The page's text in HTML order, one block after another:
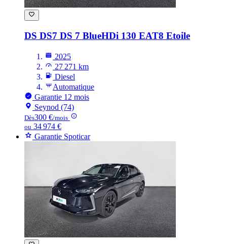
DS DS7 DS 7 BlueHDi 130 EAT8 Etoile
2025
27 271 km
Diesel
Automatique
Garantie 12 mois
Seynod (74)
Dès300 €/mois
ou 34 974 €
Garantie Spoticar